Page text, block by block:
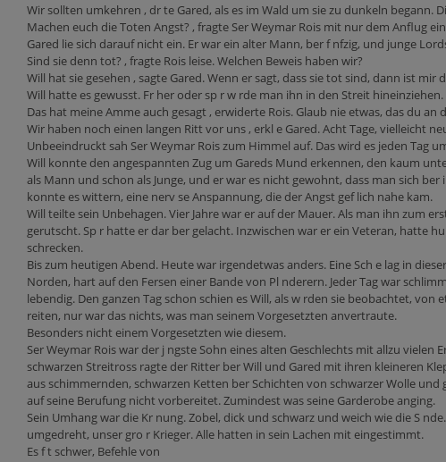
Wir sollten umkehren , dr te Gared, als es im Wald um sie zu dunkeln begann.
Machen euch die Toten Angst? , fragte Ser Weymar Rois mit nur dem Anflug
Gared lie sich darauf nicht ein. Er war ein alter Mann, ber f nfzig, und junge
Sind sie denn tot? , fragte Rois leise. Welchen Beweis haben wir?
Will hat sie gesehen , sagte Gared. Wenn er sagt, dass sie tot sind, dann ist mir
Will hatte es gewusst. Fr her oder sp r w rde man ihn in den Streit
Das hat meine Amme auch gesagt , erwiderte Rois. Glaub nie etwas, das du
Wir haben noch einen langen Ritt vor uns , erkl e Gared. Acht Tage, vielleicht
Unbeeindruckt sah Ser Weymar Rois zum Himmel auf. Das wird es jeden Tag
Will konnte den angespannten Zug um Gareds Mund erkennen, den kaum
als Mann und schon als Junge, und er war es nicht gewohnt, dass man sich
konnte es wittern, eine nerv se Anspannung, die der Angst gef lich nahe kam.
Will teilte sein Unbehagen. Vier Jahre war er auf der Mauer. Als man ihn zum
gerutscht. Sp r hatte er dar ber gelacht. Inzwischen war er ein Veteran, hatte
schrecken.
Bis zum heutigen Abend. Heute war irgendetwas anders. Eine Sch e lag in
Norden, hart auf den Fersen einer Bande von Pl nderern. Jeder Tag war
lebendig. Den ganzen Tag schon schien es Will, als w rden sie beobachtet,
reiten, nur war das nichts, was man seinem Vorgesetzten anvertraute.
Besonders nicht einem Vorgesetzten wie diesem.
Ser Weymar Rois war der j ngste Sohn eines alten Geschlechts mit allzu
schwarzen Streitross ragte der Ritter ber Will und Gared mit ihren kleineren
aus schimmernden, schwarzen Ketten ber Schichten von schwarzer Wolle
auf seine Berufung nicht vorbereitet. Zumindest was seine Garderobe anging.
Sein Umhang war die Kr nung. Zobel, dick und schwarz und weich wie die S
umgedreht, unser gro r Krieger. Alle hatten in sein Lachen mit eingestimmt.
Es f t schwer, Befehle von